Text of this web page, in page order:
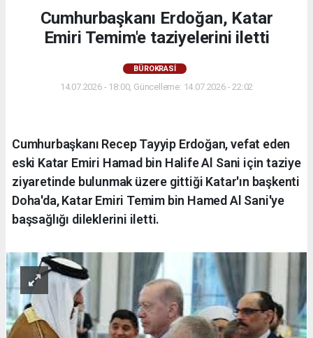
Cumhurbaşkanı Erdoğan, Katar
Emiri Temim'e taziyelerini iletti
BÜROKRASİ
14.07.2026 - 18:00, Güncelleme: 14.07.2026 - 22:02
Cumhurbaşkanı Recep Tayyip Erdoğan, vefat eden
eski Katar Emiri Hamad bin Halife Al Sani için taziye
ziyaretinde bulunmak üzere gittiği Katar'ın başkenti
Doha'da, Katar Emiri Temim bin Hamed Al Sani'ye
başsağlığı dileklerini iletti.